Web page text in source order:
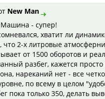
New Man
Машина - супер!
хватит ли
что 2-х литровые
от 1500 оборотов и
разбег, кажется
нареканий нет - все
по всему в целом
пока только 350, делать